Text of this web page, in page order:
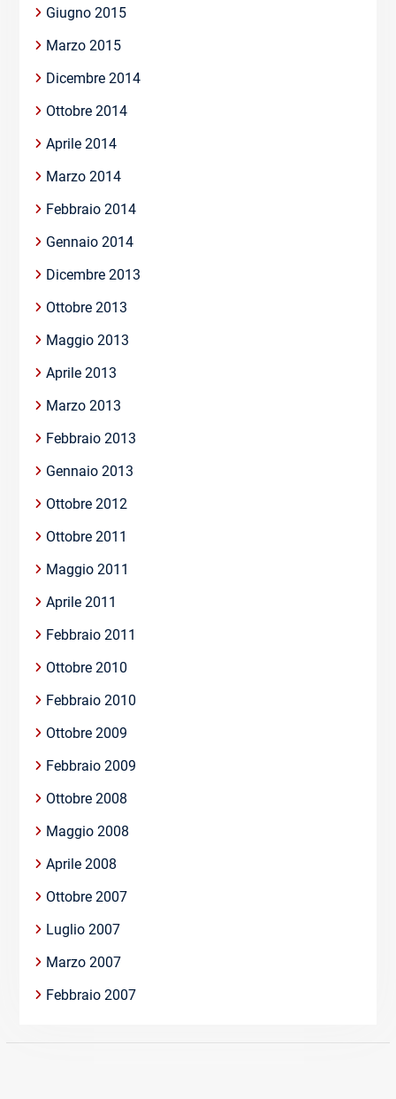
Giugno 2015
Marzo 2015
Dicembre 2014
Ottobre 2014
Aprile 2014
Marzo 2014
Febbraio 2014
Gennaio 2014
Dicembre 2013
Ottobre 2013
Maggio 2013
Aprile 2013
Marzo 2013
Febbraio 2013
Gennaio 2013
Ottobre 2012
Ottobre 2011
Maggio 2011
Aprile 2011
Febbraio 2011
Ottobre 2010
Febbraio 2010
Ottobre 2009
Febbraio 2009
Ottobre 2008
Maggio 2008
Aprile 2008
Ottobre 2007
Luglio 2007
Marzo 2007
Febbraio 2007